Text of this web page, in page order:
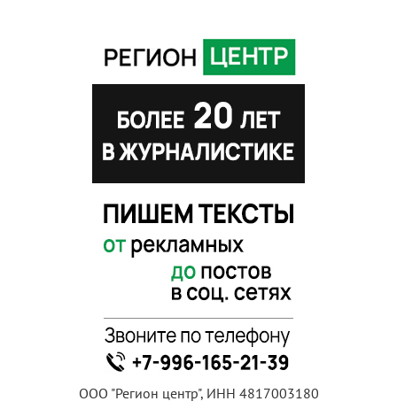
ООО "Регион центр", ИНН 4817003180